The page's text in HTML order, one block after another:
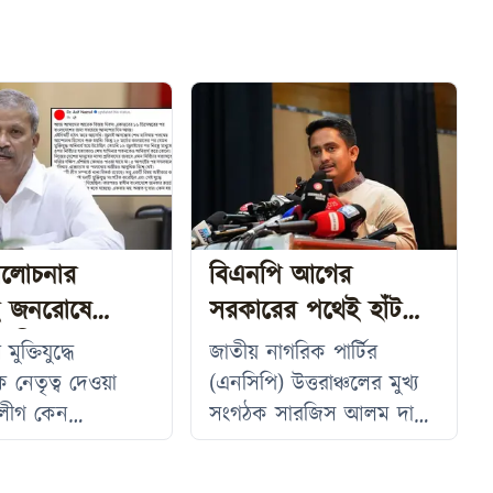
জনরোষে
পতন:
নেতৃত্ব দেওয়া
কেন
ক্ষমতাচ্যুত
বিএনপি আগের
সরকারের পথেই হাঁটছে
দাবি সারজিসের
জাতীয় নাগরিক পার্টির
(এনসিপি) উত্তরাঞ্চলের মুখ্য
সংগঠক সারজিস আলম দাবি
করেছেন, দীর্ঘ ১৬ বছর